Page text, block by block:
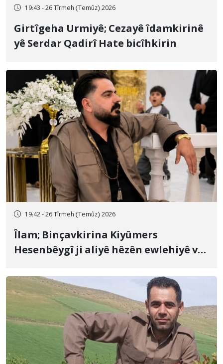
19:43 - 26 Tîrmeh (Temûz) 2026
Girtîgeha Urmiyê; Cezayê îdamkirinê
yê Serdar Qadirî Hate bicîhkirin
19:42 - 26 Tîrmeh (Temûz) 2026
Îlam; Binçavkirina Kiyûmers
Hesenbêygî ji aliyê hêzên ewlehiyê ve